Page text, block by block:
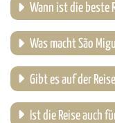
Wann ist die beste
Was macht São
Gibt es auf der
Ist die Reise auch